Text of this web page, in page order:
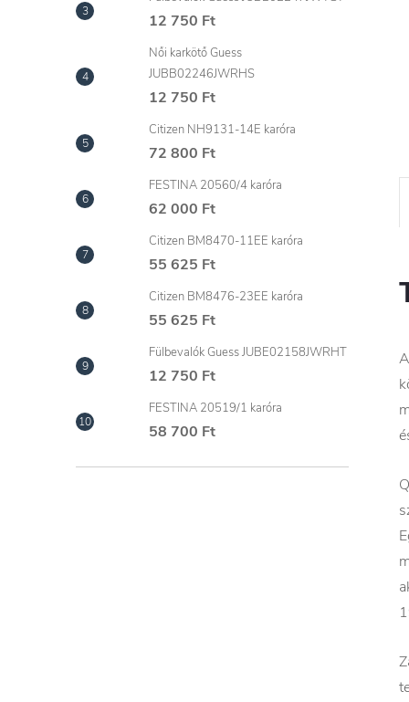
12 750 Ft
Női karkötő Guess
JUBB02246JWRHS
12 750 Ft
Citizen NH9131-14E karóra
72 800 Ft
FESTINA 20560/4 karóra
62 000 Ft
Citizen BM8470-11EE karóra
55 625 Ft
Citizen BM8476-23EE karóra
55 625 Ft
Fülbevalók Guess JUBE02158JWRHT
12 750 Ft
FESTINA 20519/1 karóra
58 700 Ft